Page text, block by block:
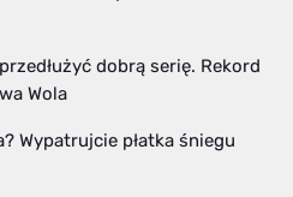
dobrą serię. Rekord
Wola
Wypatrujcie płatka śniegu